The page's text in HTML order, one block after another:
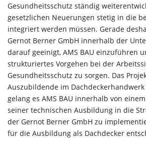
Gesundheitsschutz ständig
gesetzlichen Neuerungen stetig in die
integriert werden müssen. Gerade
Gernot Berner GmbH innerhalb der
darauf geeinigt, AMS BAU einzuführen
strukturiertes Vorgehen bei der
Gesundheitsschutz zu sorgen. Das
Auszubildende im
gelang es AMS BAU innerhalb von
seiner technischen Ausbildung in die
der Gernot Berner GmbH zu
für die Ausbildung als Dachdecker